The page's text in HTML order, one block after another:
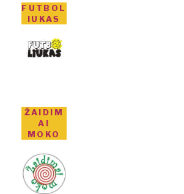
FUTBOL
IUKAS
ŽAIDIM
AI
MOKO